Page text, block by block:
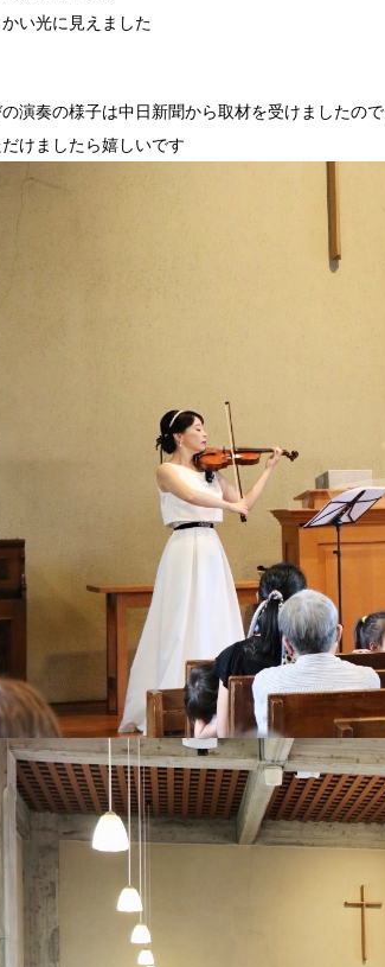
い光に見えました
の演奏の様子は中日新聞から取材を受けましたの
けましたら嬉しいです